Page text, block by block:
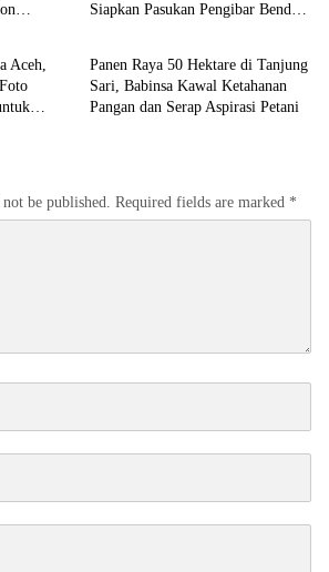
Siapkan Pasukan Pengibar Bendera
Aceh,
Berita
Panen Raya 50 Hektare di Tanjung
Sari, Babinsa Kawal Ketahanan
Pangan dan Serap Aspirasi Petani
be published. Required fields are marked *